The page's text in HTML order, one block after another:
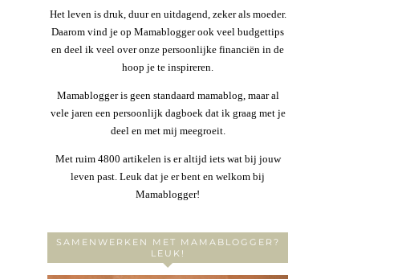
Het leven is druk, duur en uitdagend, zeker als moeder.
Daarom vind je op Mamablogger ook veel budgettips
en deel ik veel over onze persoonlijke financiën in de
hoop je te inspireren.
Mamablogger is geen standaard mamablog, maar al
vele jaren een persoonlijk dagboek dat ik graag met je
deel en met mij meegroeit.
Met ruim 4800 artikelen is er altijd iets wat bij jouw
leven past. Leuk dat je er bent en welkom bij
Mamablogger!
SAMENWERKEN MET MAMABLOGGER?
LEUK!